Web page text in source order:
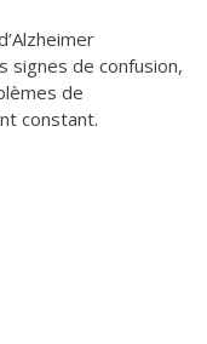
signes de confusion,
de
constant.